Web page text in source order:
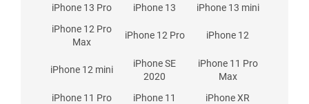
iPhone 13 Pro
iPhone 13
iPhone 13 mini
iPhone 12 Pro
Max
iPhone 12 Pro iPhone 12
iPhone 12 mini
iPhone SE
2020
iPhone 11 Pro
Max
iPhone 11 Pro
iPhone 11
iPhone XR